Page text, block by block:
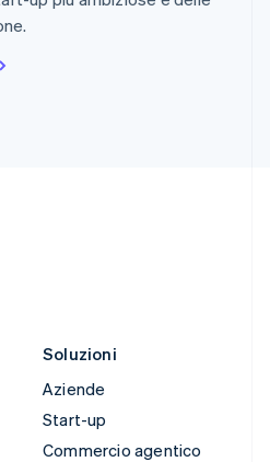
Soluzioni
Aziende
Start-up
Commercio agentico